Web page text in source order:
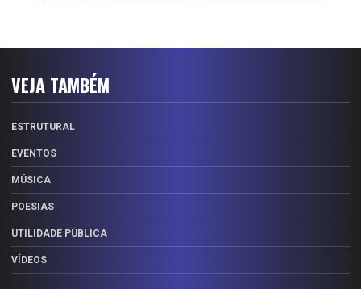
VEJA TAMBÉM
ESTRUTURAL
EVENTOS
MÚSICA
POESIAS
UTILIDADE PÚBLICA
VÍDEOS